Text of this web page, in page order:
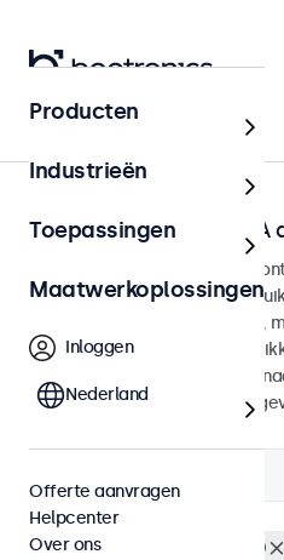
Home
Touchscreens met VGA
VGA Touchscreen monitoren
toepassingen en continu
zijn compatible met Windows,
besturingssystemen en
montageopties, waarmee ze
elke applicatie en iedere
VGA Continu gebruik (24/7)
Producten
Industrieën
Toepassingen
Maatwerkoplossingen
Inloggen
Nederland
Offerte aanvragen
Helpcenter
Over ons